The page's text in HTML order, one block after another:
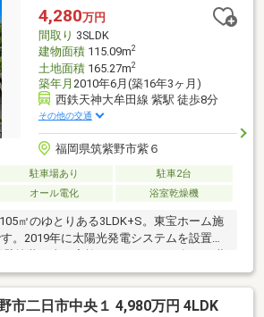
ー(市役所出張所)、御笠郵便局まで徒歩約8
で車で約10分ご内覧はいつでも可能で
気軽に！
4,280万円
間取り 3SLDK
建物面積115.09m2
土地面積165.27m2
築年月 2010年6月(築16年3ヶ月)
西鉄天神大牟田線 紫駅 徒歩8分
その他の交通
福岡県筑紫野市紫６
駐車場あり
駐車2台
オール電化 浴室乾燥機
㎡のゆとりある3LDK+S。東宝ホーム施
。2019年に太陽光発電システムを設置
設し、設備更新・メンテナンス費用は総
後の大きな出費を抑えられる点も魅力で
を活用し、直近1年間の売電収入は月平均
市二日市中央１ 4,980万円 4LDK